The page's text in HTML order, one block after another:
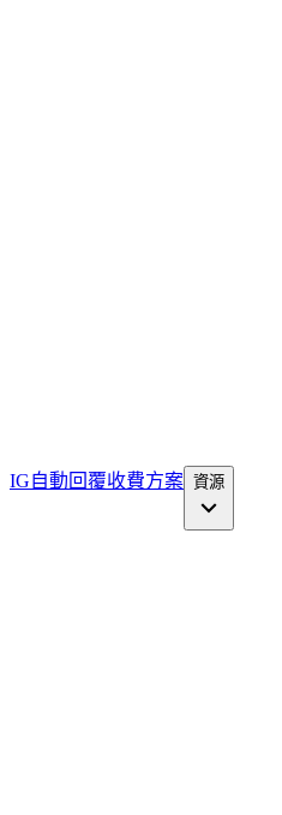
IG自動回覆收費方案 資源